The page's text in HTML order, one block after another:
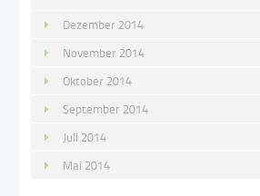
Dezember 2014
November 2014
Oktober 2014
September 2014
Juli 2014
Mai 2014